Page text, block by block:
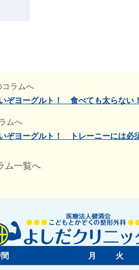
コラムへ
ぞヨーグルト！ 食べても太らな
ムへ
ぞヨーグルト！ トレーニーには必
ム一覧へ
月 火